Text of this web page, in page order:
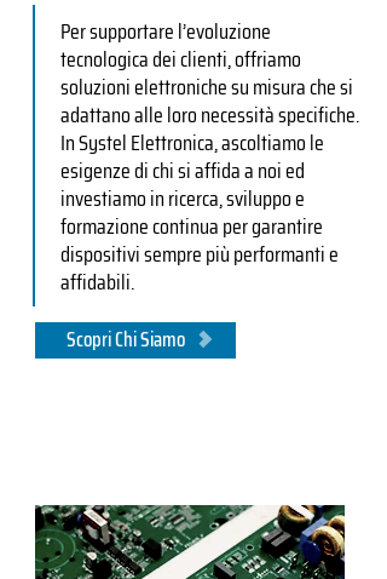
Per supportare l’evoluzione
tecnologica dei clienti, offriamo
soluzioni elettroniche su misura che si
adattano alle loro necessità specifiche.
In Systel Elettronica, ascoltiamo le
esigenze di chi si affida a noi ed
investiamo in ricerca, sviluppo e
formazione continua per garantire
dispositivi sempre più performanti e
affidabili.
Scopri Chi Siamo